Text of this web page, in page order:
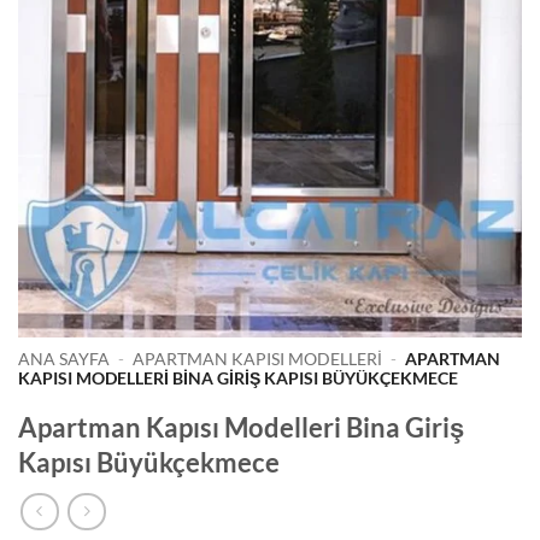
ANA SAYFA - APARTMAN KAPISI MODELLERI - APARTMAN
KAPISI MODELLERI BINA GIRIŞ KAPISI BÜYÜKÇEKMECE
Apartman Kapısı Modelleri Bina Giriş
Kapısı Büyükçekmece